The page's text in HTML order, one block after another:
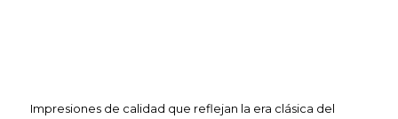
Impresiones de calidad que reflejan la era clásica del